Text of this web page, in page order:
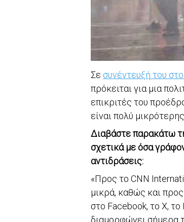
Σε συνέντευξή του
πρόκειται για μια
επικριτές του
είναι πολύ
Διαβάστε παρακάτω
σχετικά με όσα
αντιδράσεις:
«Προς το CNN
μικρά, καθώς και
στο Facebook, το X,
διαμορφώνει σήμερα